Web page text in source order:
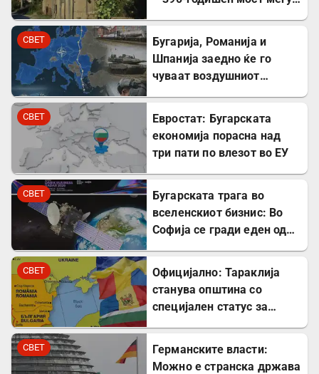
СВЕТ
Бугарија, Романија и
Шпанија заедно ќе го
чуваат воздушниот
СВЕТ
Евростат: Бугарската
економија порасна над
три пати по влезот во ЕУ
СВЕТ
Бугарската трага во
вселенскиот бизнис: Во
Софија се гради еден од
центри во Европа
СВЕТ
Официјално: Тараклија
станува општина со
специјален статус за
СВЕТ
Германските власти:
Можно е странска држава